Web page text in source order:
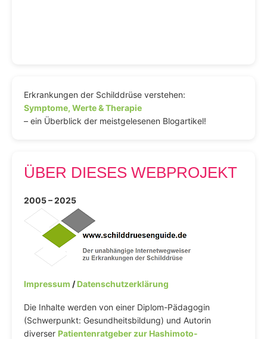
Erkrankungen der Schilddrüse verstehen:
Symptome, Werte & Therapie
– ein Überblick der meistgelesenen Blogartikel!
ÜBER DIESES WEBPROJEKT
2005 – 2025
Impressum /Datenschutzerklärung
Die Inhalte werden von einer Diplom-Pädagogin
(Schwerpunkt: Gesundheitsbildung) und Autorin
diverser Patientenratgeber zur Hashimoto-